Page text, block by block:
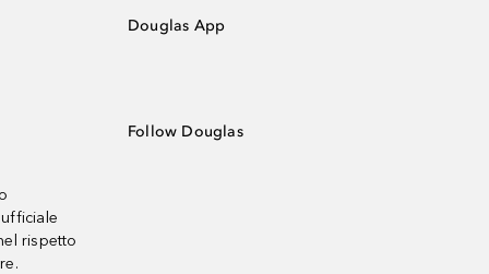
rispetto
Douglas App
Follow Douglas